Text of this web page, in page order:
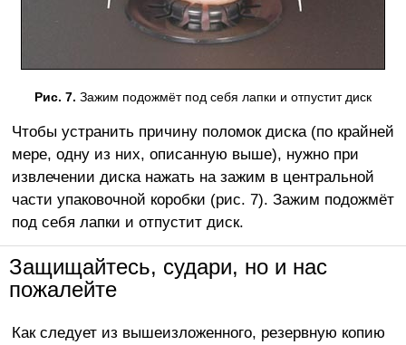
Рис. 7. Зажим подожмёт под себя лапки и отпустит диск
Чтобы устранить причину поломок диска (по крайней
мере, одну из них, описанную выше), нужно при
извлечении диска нажать на зажим в центральной
части упаковочной коробки (рис. 7). Зажим подожмёт
под себя лапки и отпустит диск.
Защищайтесь, судари, но и нас
пожалейте
Как следует из вышеизложенного, резервную копию